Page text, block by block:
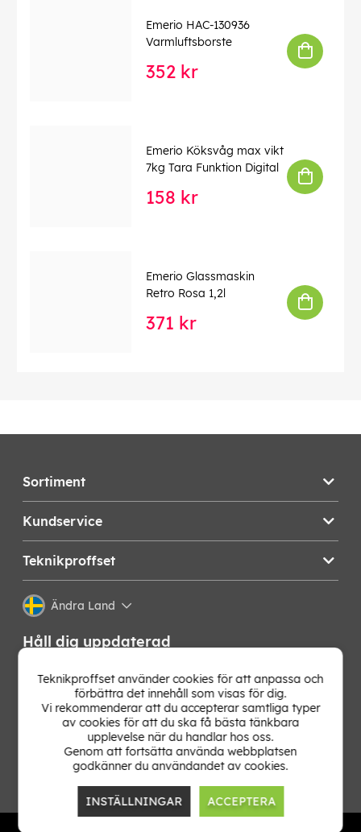
Emerio HAC-130936
Varmluftsborste
352 kr
Emerio Köksvåg max vikt
7kg Tara Funktion Digital
158 kr
Emerio Glassmaskin
Retro Rosa 1,2l
371 kr
Sortiment
Kundservice
Teknikproffset
Ändra Land
Håll dig uppdaterad
Få de senaste nyheterna, hetaste erbjudandena och
bästa tipsen från oss direkt i din mejlkorg. Signa upp på
vårt nyhetsbrev!
Teknikproffset använder cookies för att anpassa och
förbättra det innehåll som visas för dig.
Vi rekommenderar att du accepterar samtliga typer
av cookies för att du ska få bästa tänkbara
upplevelse när du handlar hos oss.
Genom att fortsätta använda webbplatsen
godkänner du användandet av cookies.
INSTÄLLNINGAR ACCEPTERA